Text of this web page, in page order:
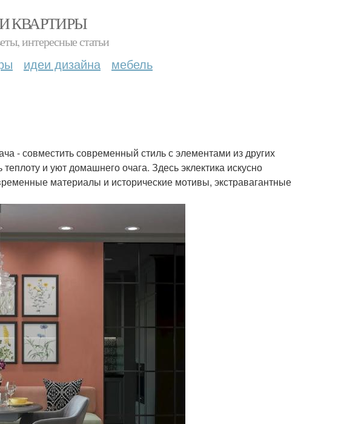
КВАРТИРЫ
интересные статьи
идеи дизайна мебель
- совместить современный стиль с элементами из других
и уют домашнего очага. Здесь эклектика искусно
материалы и исторические мотивы, экстравагантные